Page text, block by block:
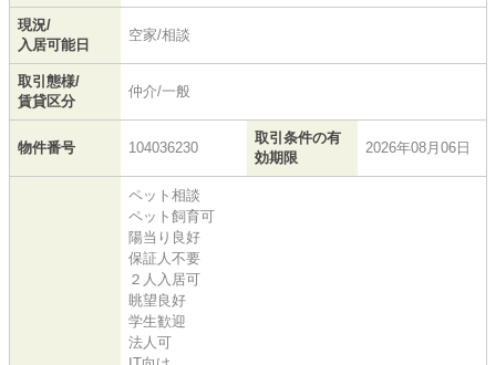
現況/
入居可能日
空家/相談
取引態様/
賃貸区分
仲介/一般
物件番号 104036230
取引条件の有
効期限
2026年08月06日
ペット相談
ペット飼育可
陽当り良好
保証人不要
２人入居可
眺望良好
学生歓迎
法人可